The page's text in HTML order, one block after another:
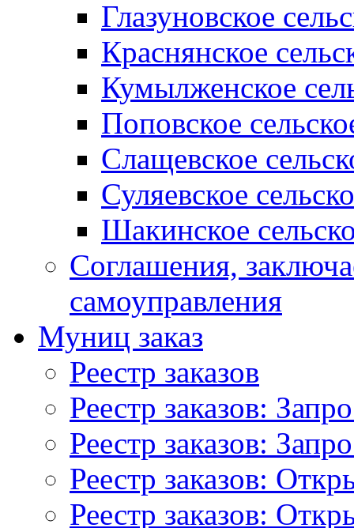
Глазуновское
Краснянское
Кумылженское
Поповское
Слащевское
Суляевское
Шакинское
Соглашения,
самоуправления
Муниц заказ
Реестр заказов
Реестр заказов:
Реестр заказов:
Реестр заказов:
Реестр заказов: